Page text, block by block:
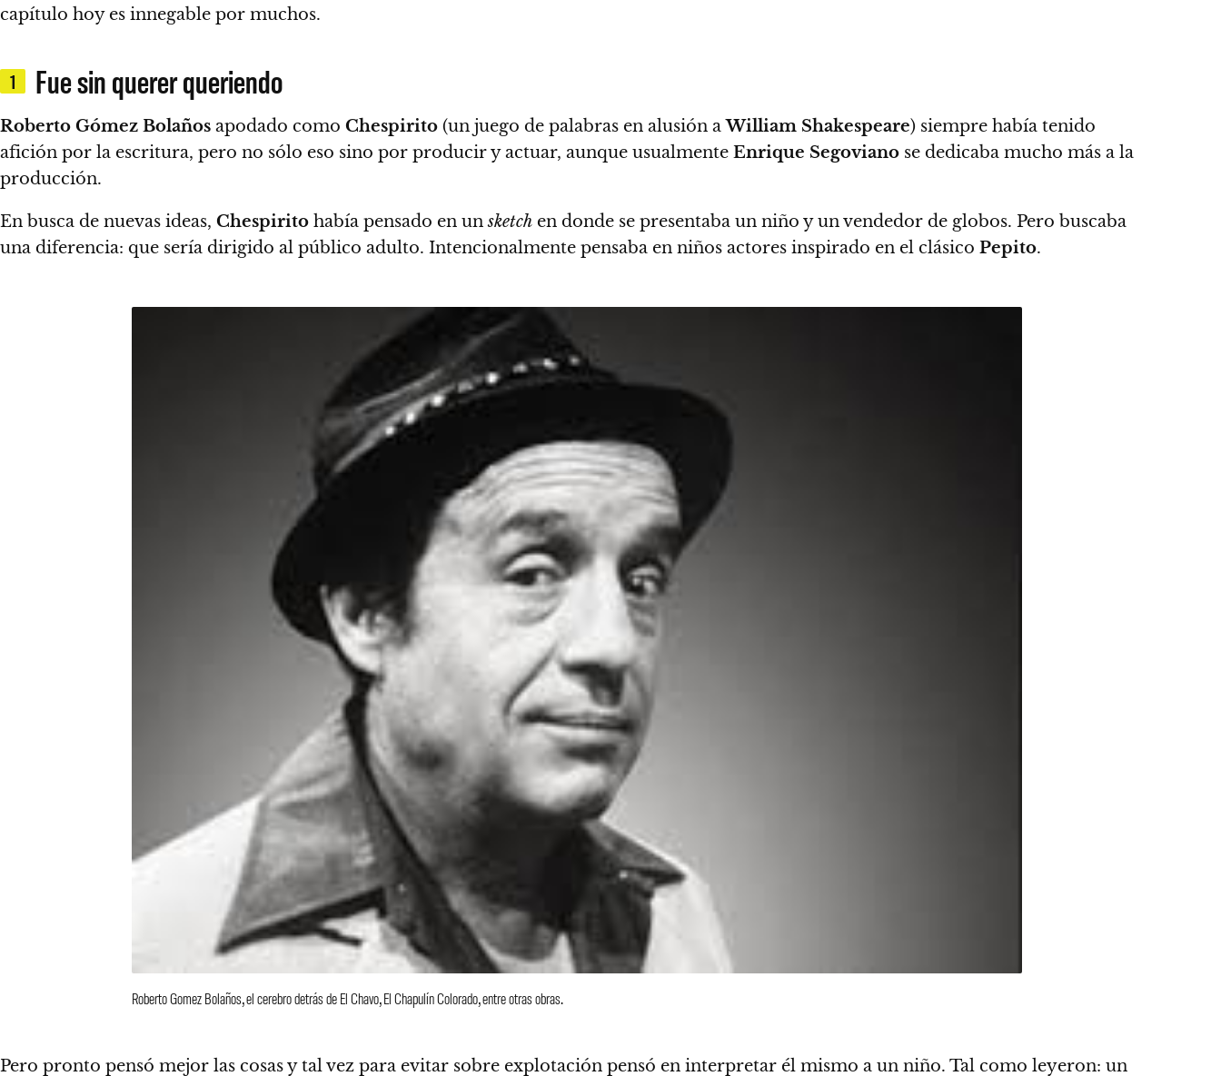
capítulo hoy es innegable por muchos.
1 Fue sin querer queriendo
Roberto Gómez Bolaños apodado como Chespirito (un juego de palabras en alusión aWilliam Shakespeare) siempre había tenido
afición por la escritura, pero no sólo eso sino por producir y actuar, aunque usualmente Enrique Segoviano se dedicaba mucho más a la
producción.
En busca de nuevas ideas, Chespirito había pensado en unsketch en donde se presentaba un niño y un vendedor de globos. Pero buscaba
una diferencia: que sería dirigido al público adulto. Intencionalmente pensaba en niños actores inspirado en el clásico Pepito.
Roberto Gomez Bolaños, el cerebro detrás de El Chavo, El Chapulín Colorado, entre otras obras.
Pero pronto pensó mejor las cosas y tal vez para evitar sobre explotación pensó en interpretar él mismo a un niño. Tal como leyeron: un